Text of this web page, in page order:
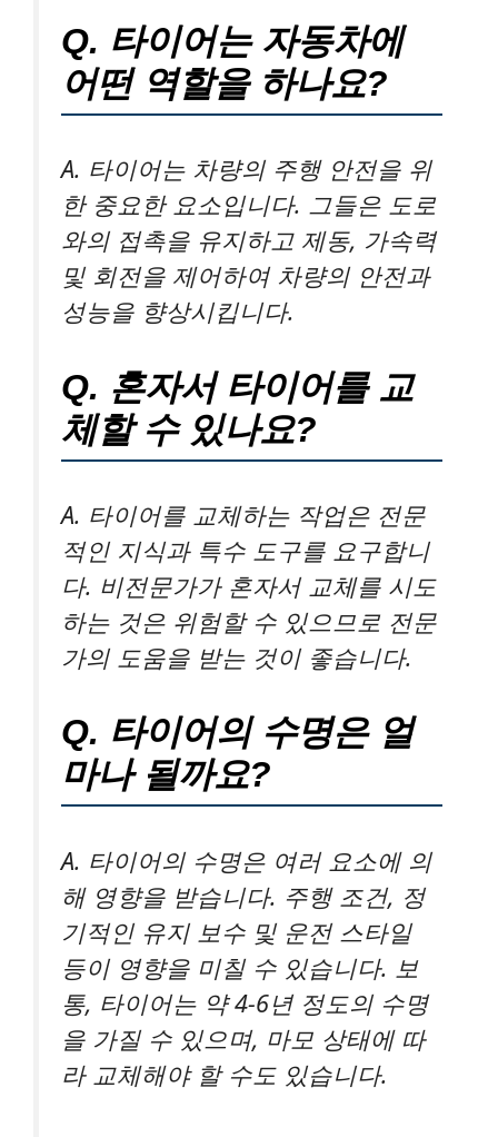
Q. 타이어는 자동차에
어떤 역할을 하나요?
A. 타이어는 차량의 주행 안전을 위
한 중요한 요소입니다. 그들은 도로
와의 접촉을 유지하고 제동, 가속력
및 회전을 제어하여 차량의 안전과
성능을 향상시킵니다.
Q. 혼자서 타이어를 교
체할 수 있나요?
A. 타이어를 교체하는 작업은 전문
적인 지식과 특수 도구를 요구합니
다. 비전문가가 혼자서 교체를 시도
하는 것은 위험할 수 있으므로 전문
가의 도움을 받는 것이 좋습니다.
Q. 타이어의 수명은 얼
마나 될까요?
A. 타이어의 수명은 여러 요소에 의
해 영향을 받습니다. 주행 조건, 정
기적인 유지 보수 및 운전 스타일
등이 영향을 미칠 수 있습니다. 보
통, 타이어는 약 4-6년 정도의 수명
을 가질 수 있으며, 마모 상태에 따
라 교체해야 할 수도 있습니다.